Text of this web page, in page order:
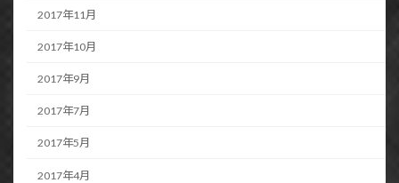
2017年11月
2017年10月
2017年9月
2017年7月
2017年5月
2017年4月